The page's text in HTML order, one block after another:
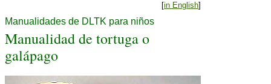
[in English]
Manualidades de DLTK para niños
Manualidad de tortuga o
galápago